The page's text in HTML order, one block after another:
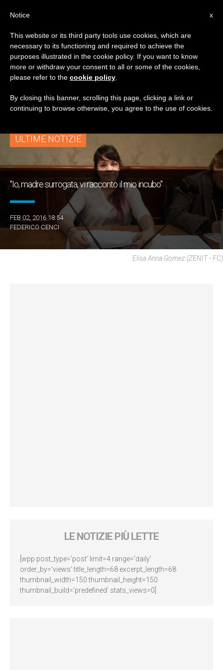
TAG
Posts Tagged
‘surrogacy’
ULTIME NOTIZIE
"Io, madre surrogata, vi racconto il mio incubo"
FEB 02, 2016 18:54
FEDERICO CENCI
Elisa Anna Gomez (ZENIT - FC)
LE NOTIZIE PIÙ LETTE
[wpp post_type='post' limit=4 range='daily'
order_by='views' title_length=68 excerpt_length=68
thumbnail_width=150 thumbnail_height=150
thumbnail_build='predefined' stats_views=0]
x
Notice
This website or its third party tools use cookies, which are
necessary to its functioning and required to achieve the
purposes illustrated in the cookie policy. If you want to know
more or withdraw your consent to all or some of the cookies,
please refer to the cookie policy
By closing this banner, scrolling this page, clicking a link or
continuing to browse otherwise, you agree to the use of cookies.